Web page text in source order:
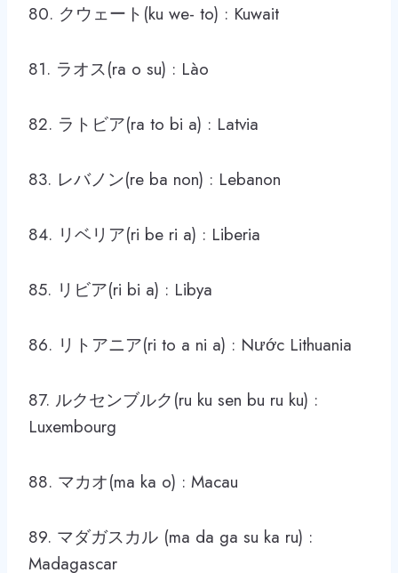
80. クウェート(ku we- to) : Kuwait
81. ラオス(ra o su) : Lào
82. ラトビア(ra to bi a) : Latvia
83. レバノン(re ba non) : Lebanon
84. リベリア(ri be ri a) : Liberia
85. リビア(ri bi a) : Libya
86. リトアニア(ri to a ni a) : Nước Lithuania
87. ルクセンブルク(ru ku sen bu ru ku) :
Luxembourg
88. マカオ(ma ka o) : Macau
89. マダガスカル (ma da ga su ka ru) :
Madagascar